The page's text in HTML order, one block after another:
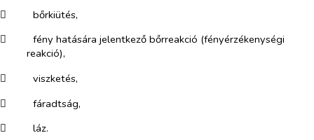
​
bőrkiütés,
​
fény hatására jelentkező bőrreakció (fényérzékenységi
reakció),
​
viszketés,
​
fáradtság,
​
láz.